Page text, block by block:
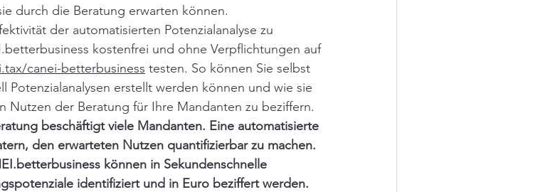
durch die Beratung erwarten können.
der automatisierten Potenzialanalyse zu
kostenfrei und ohne Verpflichtungen auf
canei-betterbusiness testen. So können Sie selbst
Potenzialanalysen erstellt werden können und wie sie
Nutzen der Beratung für Ihre Mandanten zu beziffern.
beschäftigt viele Mandanten. Eine automatisierte
den erwarteten Nutzen quantifizierbar zu machen.
können in Sekundenschnelle
identifiziert und in Euro beziffert werden.